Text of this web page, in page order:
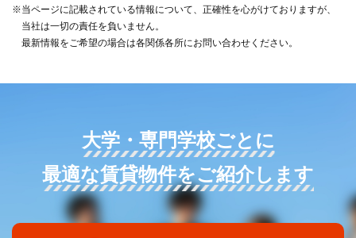
※当ページに記載されている情報について、正確性を心がけておりますが、
当社は一切の責任を負いません。
最新情報をご希望の場合は各関係各所にお問い合わせください。
大学・専門学校ごとに
最適な賃貸物件をご紹介します